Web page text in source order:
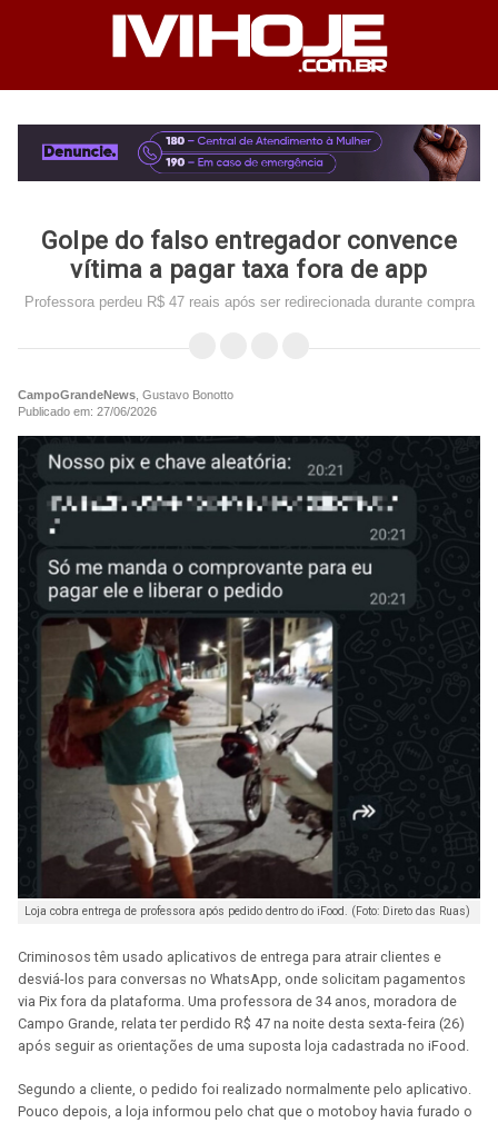
Golpe do falso entregador convence
vítima a pagar taxa fora de app
Professora perdeu R$ 47 reais após ser redirecionada durante compra
CampoGrandeNews , Gustavo Bonotto
Publicado em: 27/06/2026
Loja cobra entrega de professora após pedido dentro do iFood. (Foto: Direto das Ruas)
Criminosos têm usado aplicativos de entrega para atrair clientes e
desviá-los para conversas no WhatsApp, onde solicitam pagamentos
via Pix fora da plataforma. Uma professora de 34 anos, moradora de
Campo Grande, relata ter perdido R$ 47 na noite desta sexta-feira (26)
após seguir as orientações de uma suposta loja cadastrada no iFood.
Segundo a cliente, o pedido foi realizado normalmente pelo aplicativo.
Pouco depois, a loja informou pelo chat que o motoboy havia furado o